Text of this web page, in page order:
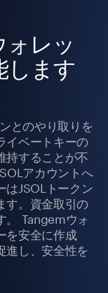
ォレッ
します
とのやり取りを
イベートキーの
持することが不
アカウントへ
はJSOLトークン
す。資金取引の
。 Tangemウォ
を安全に作成
進し、安全性を